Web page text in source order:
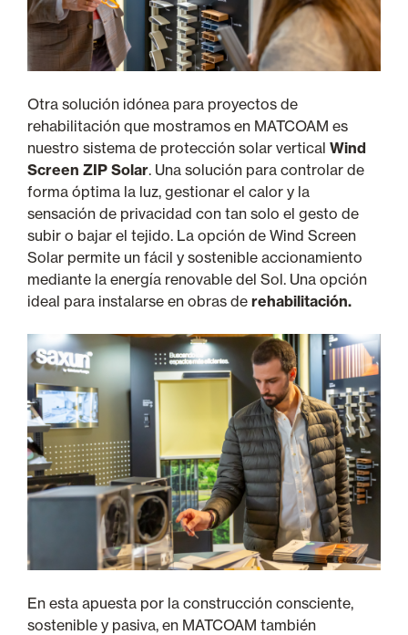
Otra solución idónea para proyectos de
rehabilitación que mostramos en MATCOAM es
nuestro sistema de protección solar vertical Wind
Screen ZIP Solar. Una solución para controlar de
forma óptima la luz, gestionar el calor y la
sensación de privacidad con tan solo el gesto de
subir o bajar el tejido. La opción de Wind Screen
Solar permite un fácil y sostenible accionamiento
mediante la energía renovable del Sol. Una opción
ideal para instalarse en obras de rehabilitación.
En esta apuesta por la construcción consciente,
sostenible y pasiva, en MATCOAM también